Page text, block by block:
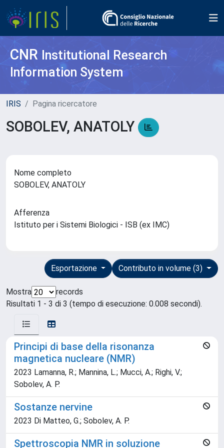
CNR Institutional Research
Information System
IRIS Pagina ricercatore
SOBOLEV, ANATOLY
Nome completo
SOBOLEV, ANATOLY
Afferenza
Istituto per i Sistemi Biologici - ISB (ex IMC)
Contributo in volume (3)
Esportazione
Mostra
records
Risultati 1 - 3 di 3 (tempo di esecuzione: 0.008 secondi).
Principi di base della risonanza
magnetica nucleare (NMR)
2023 Lamanna, R.; Mannina, L.; Mucci, A.; Righi, V.;
Sobolev, A. P.
Sostanze nervine
2023 Di Matteo, G.; Sobolev, A. P.
Spettroscopia NMR in soluzione